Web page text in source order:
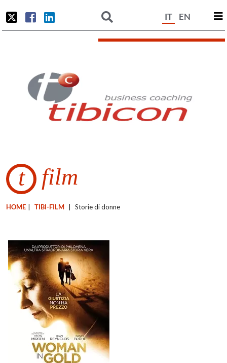
IT EN
t film
HOME TIBI-FILM Storie di donne